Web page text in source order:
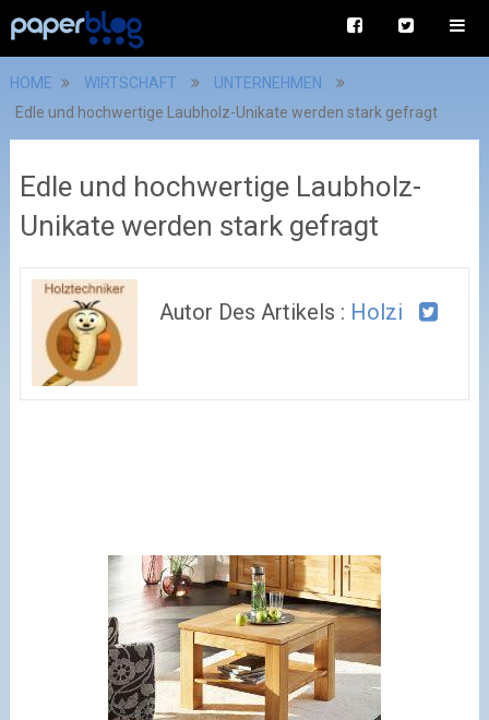
HOME WIRTSCHAFT
UNTERNEHMEN
Edle und hochwertige Laubholz-Unikate werden stark gefragt
Edle und hochwertige Laubholz-
Unikate werden stark gefragt
Autor Des Artikels : Holzi